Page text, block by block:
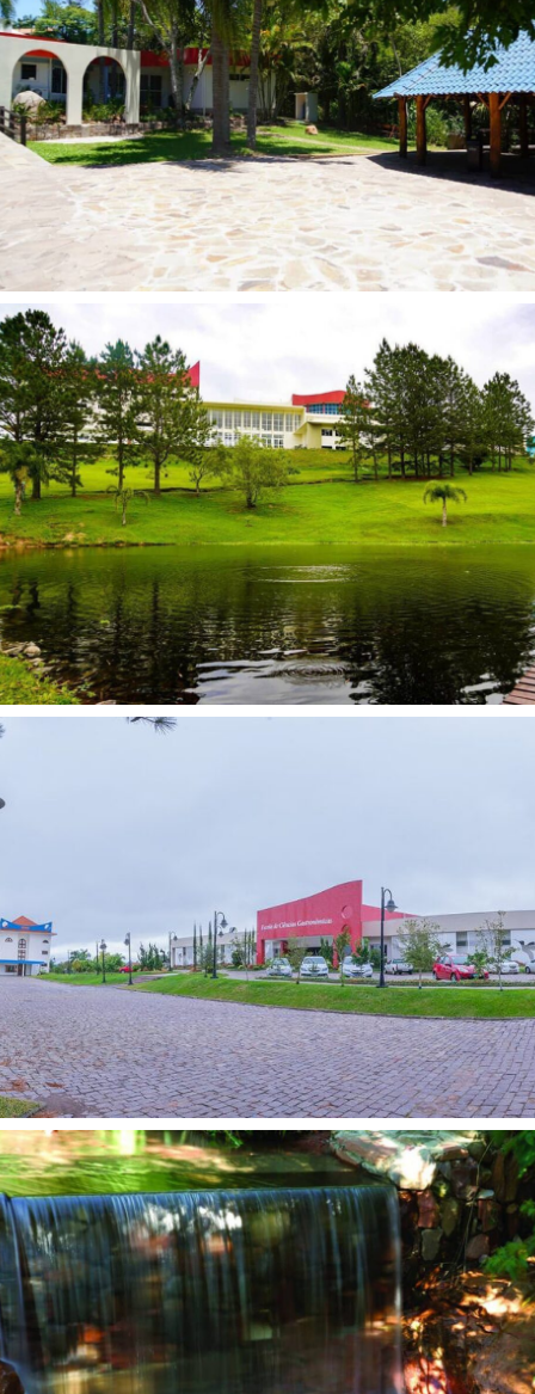
ALTA FORMAÇÃO EMPRESARIAL | ODAIR SALVINI 1:13
ALTA FORMAÇÃO EMPRESARIAL | PAULO EMILIO BARRIOS 1:10
ALTA FORMAÇÃO EMPRESARIAL | PEDRO MONTEIRO 1:08
ALTA FORMAÇÃO EMPRESARIAL | CARINA BUSATTO SEITENFUS 1:14
APRIMORE A SUA INTELIGÊNCIA COMO GESTOR E CAPACITE SUA EMPRESA 2:03
Conheça o curso Escola de Negócios da AMF 2:33
Conheça a estrutura AMF! 2:21
Alta Formação Empresarial | Performance e Dinâmica Empresarial 1:45
ALTA FORMAÇÃO EMPRESARIAL | JOÃO AZEVEDO 1:00
ALTA FORMAÇÃO EMPRESARIAL | ISADORA STANGHERLIN 1:13
Alta Formação Empresarial
MBA Identidade Empresarial 4:31
Prêmio FOIL 2022 4:37
CONHEÇA A CASA DO ESTUDANTE DA AMF! 1:57
Conheça a AMF : estrutura moderna e completa no Recanto Maestro. 3:51
Conheça a Estrutura da AMF! 1:27
Depoimento Camila #GeraçãoAMF 1:22
Depoimento Anderson #GeraçãoAMF 0:53